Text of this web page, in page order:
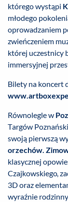
którego wystąpi
młodego
oprowadzaniem
zwieńczeniem
której uczestnicy
immersyjnej
Bilety na koncert
Równolegle w
Targów
swoją pierwszą
orzechów.
klasycznej
Czajkowskiego,
3D oraz
wyraźnie